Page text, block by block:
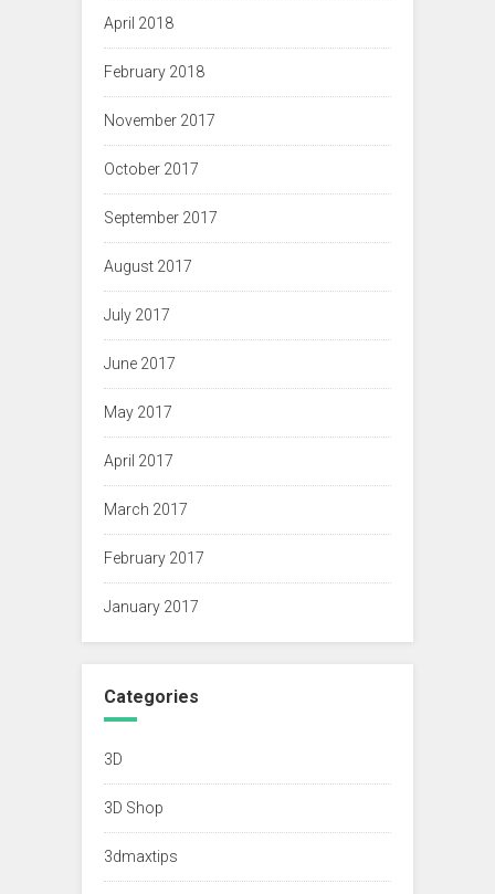
April 2018
February 2018
November 2017
October 2017
September 2017
August 2017
July 2017
June 2017
May 2017
April 2017
March 2017
February 2017
January 2017
Categories
3D
3D Shop
3dmaxtips